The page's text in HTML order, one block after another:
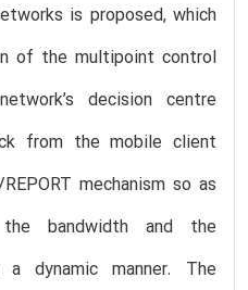
is proposed, which
of the multipoint control
decision centre
from the mobile client
mechanism so as
bandwidth and the
dynamic manner. The